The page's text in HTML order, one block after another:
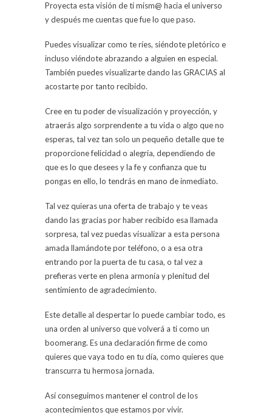
Proyecta esta visión de ti mism@ hacia el universo
y después me cuentas que fue lo que paso.
Puedes visualizar como te ríes, siéndote pletórico e
incluso viéndote abrazando a alguien en especial.
También puedes visualizarte dando las GRACIAS al
acostarte por tanto recibido.
Cree en tu poder de visualización y proyección, y
atraerás algo sorprendente a tu vida o algo que no
esperas, tal vez tan solo un pequeño detalle que te
proporcione felicidad o alegría, dependiendo de
que es lo que desees y la fe y confianza que tu
pongas en ello, lo tendrás en mano de inmediato.
Tal vez quieras una oferta de trabajo y te veas
dando las gracias por haber recibido esa llamada
sorpresa, tal vez puedas visualizar a esta persona
amada llamándote por teléfono, o a esa otra
entrando por la puerta de tu casa, o tal vez a
prefieras verte en plena armonía y plenitud del
sentimiento de agradecimiento.
Este detalle al despertar lo puede cambiar todo, es
una orden al universo que volverá a ti como un
boomerang. Es una declaración firme de como
quieres que vaya todo en tu día, como quieres que
transcurra tu hermosa jornada.
Así conseguimos mantener el control de los
acontecimientos que estamos por vivir.